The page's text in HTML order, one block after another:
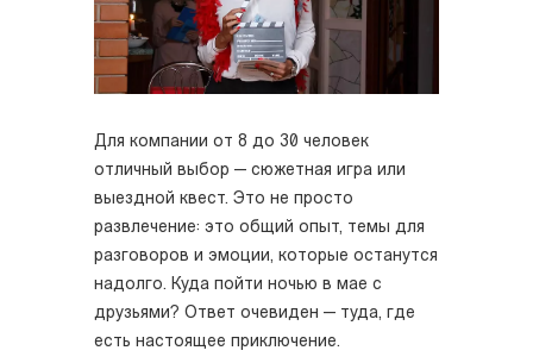
Для компании от 8 до 30 человек
отличный выбор — сюжетная игра или
выездной квест. Это не просто
развлечение: это общий опыт, темы для
разговоров и эмоции, которые останутся
надолго. Куда пойти ночью в мае с
друзьями? Ответ очевиден — туда, где
есть настоящее приключение.